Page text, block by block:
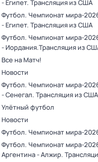
- Египет. Трансляция из США
Футбол. Чемпионат мира-
- Египет. Трансляция из США
Футбол. Чемпионат мира-
- Иордания.Трансляция из
Все на Матч!
Новости
Футбол. Чемпионат мира-
- Сенегал. Трансляция из США
Улётный футбол
Новости
Футбол. Чемпионат мира-
Футбол. Чемпионат мира-
Аргентина - Алжир.